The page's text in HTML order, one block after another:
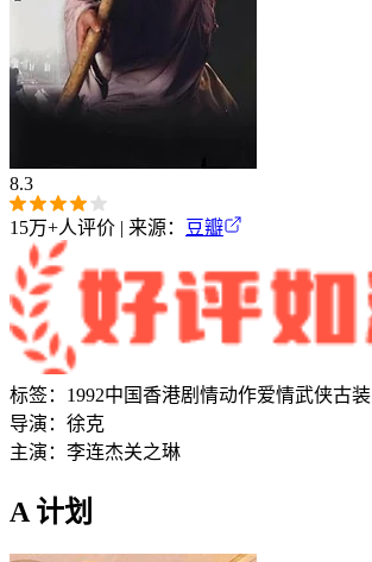
8.3
15万+人评价 | 来源： 豆瓣
标签： 1992中国香港剧情动作爱情武侠古装
导演： 徐克
主演： 李连杰关之琳
A 计划